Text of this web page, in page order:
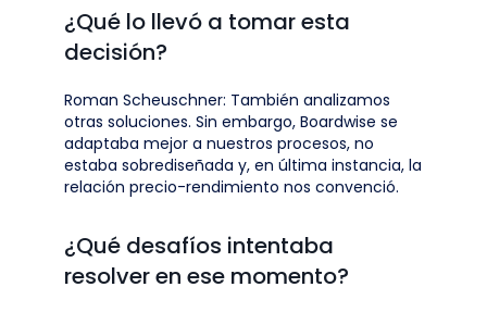
¿Qué lo llevó a tomar esta
decisión?
Roman Scheuschner: También analizamos
otras soluciones. Sin embargo, Boardwise se
adaptaba mejor a nuestros procesos, no
estaba sobrediseñada y, en última instancia, la
relación precio-rendimiento nos convenció.
¿Qué desafíos intentaba
resolver en ese momento?